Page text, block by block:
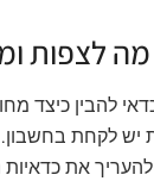
מה לצפות
להבין כיצד
יש לקחת
את